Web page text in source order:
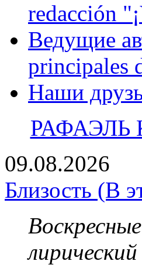
redacción
Ведущие
principales
Наши
РАФАЭЛЬ
09.08.2026
Близость (В